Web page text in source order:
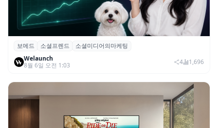
보메드 ‘소셜프렌드’, 유튜브·인스타 등 6개
SNS 마케팅 통합 지원
보메드 소셜프렌드
소셜미디어의마케팅
Welaunch
8월 6일 오전 1:03
4 1,696